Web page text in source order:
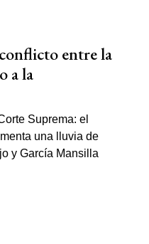
entre la
a la